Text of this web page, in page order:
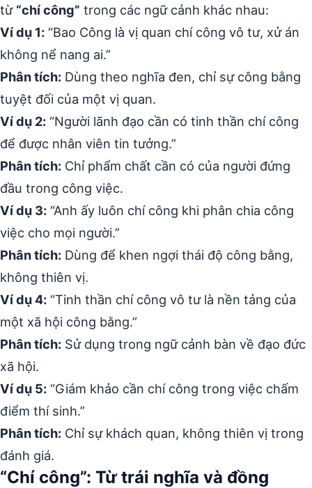
từ “chí công” trong các ngữ cảnh khác nhau:
Ví dụ 1: “Bao Công là vị quan chí công vô tư, xử án
không nể nang ai.”
Phân tích: Dùng theo nghĩa đen, chỉ sự công bằng
tuyệt đối của một vị quan.
Ví dụ 2: “Người lãnh đạo cần có tinh thần chí công
để được nhân viên tin tưởng.”
Phân tích: Chỉ phẩm chất cần có của người đứng
đầu trong công việc.
Ví dụ 3: “Anh ấy luôn chí công khi phân chia công
việc cho mọi người.”
Phân tích: Dùng để khen ngợi thái độ công bằng,
không thiên vị.
Ví dụ 4: “Tinh thần chí công vô tư là nền tảng của
một xã hội công bằng.”
Phân tích: Sử dụng trong ngữ cảnh bàn về đạo đức
xã hội.
Ví dụ 5: “Giám khảo cần chí công trong việc chấm
điểm thí sinh.”
Phân tích: Chỉ sự khách quan, không thiên vị trong
đánh giá.
“Chí công”: Từ trái nghĩa và đồng